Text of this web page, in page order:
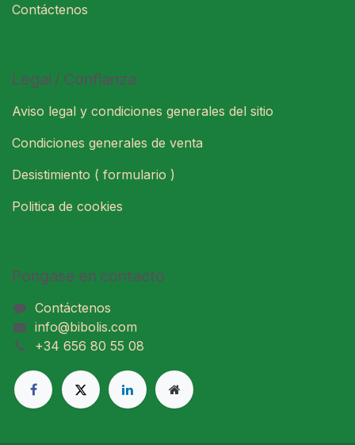
Contáctenos
Legal / Confianza
Aviso legal y condiciones generales del sitio
Condiciones generales de venta
Desistimiento ( formulario )
Politica de cookies
Pongase en contacto
Contáctenos
info@bibolis.com
+34 656 80 55 08